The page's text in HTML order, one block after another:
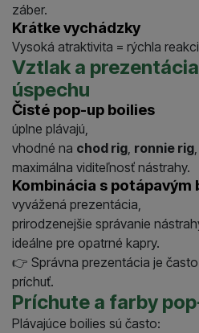
záber.
Krátke vychádzky
Vysoká atraktivita = rýchla
Vztlak a
úspechu
Čisté pop-up boilies
úplne plávajú,
vhodné na chod rig ronnie rig
maximálna viditeľnosť nástrahy.
Kombinácia s potápavým
vyvážená prezentácia,
prirodzenejšie správanie
ideálne pre opatrné kapry.
👉 Správna prezentácia je
príchuť.
Príchute a farby
Plávajúce boilies sú často: